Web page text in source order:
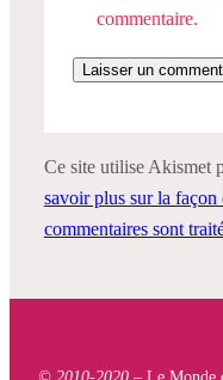
commentaire.
Ce site utilise Akismet
savoir plus sur la façon
commentaires sont